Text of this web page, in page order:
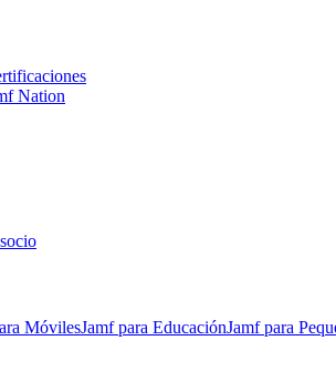
Nation
MóvilesJamf para EducaciónJamf para